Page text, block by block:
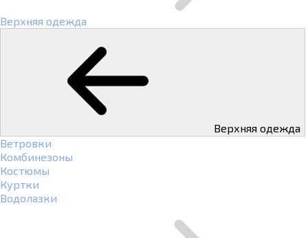
Верхняя одежда
Верхняя одежда
Ветровки
Комбинезоны
Костюмы
Куртки
Водолазки